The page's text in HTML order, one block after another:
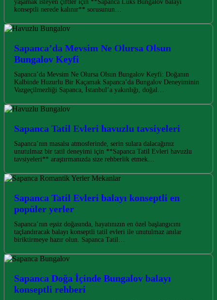
yaşamak isteyen çiftler için **Sapanca Lüks Bungalov balayı
konseptli nerede kalınır** sorusunun…
Sapanca’da Mevsim Ne Olursa Olsun
Bungalov Keyfi
Sapanca’da Mevsim Ne Olursa Olsun Bungalov Keyfi: Doğanın
Kalbinde Huzurlu Bir Kaçamak Sapanca’da Bungalov Deneyiminin
Vazgeçilmezliği Sapanca, İstanbul’a yakınlığı, doğal…
Sapanca Tatil Evleri havuzlu tavsiyeleri
Sapanca’nın masalsı atmosferinde, serin sulara dalacağınız
unutulmaz bir tatil deneyimi için **Sapanca Tatil Evleri havuzlu
tavsiyeleri** araştırmanızda size rehberlik etmek…
Sapanca Tatil Evleri balayı konseptli en
popüler yerler
Sapanca’nın eşsiz doğasında, hayatınızın en özel başlangıcını
taçlandıracak balayı konseptli tatil evleri ile unutulmaz anılar
biriktirmeye hazır olun. Sapanca Tatil…
Sapanca Doğa İçinde Bungalov balayı
konseptli rehberi